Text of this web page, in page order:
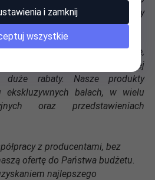
zgłaszać zapytania i projekty
wyprzedzeniem.
teatry, hotele, restauracje,
i eventowe - przy stałej
duże rabaty. Nasze produkty
ekskluzywnych balach, w wielu
oraz przedstawieniach
z producentami, bez
ofertę do Państwa budżetu.
najlepszego
i zamknij
wszystkie